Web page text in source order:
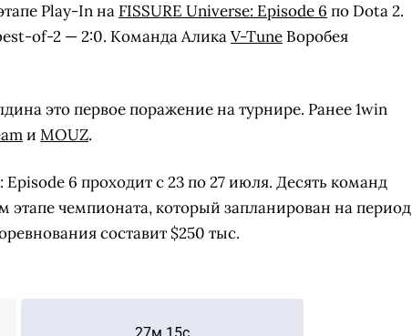
Play-In на FISSURE Universe: Episode 6 по Dota 2.
of-2 — 2:0. Команда АликаV-Tune Воробея
это первое поражение на турнире. Ранее 1win
и MOUZ.
6 проходит с 23 по 27 июля. Десять команд
этапе чемпионата, который запланирован на период
составит $250 тыс.